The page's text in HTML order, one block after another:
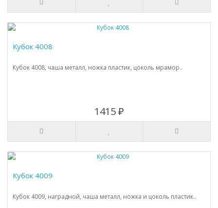
Кубок 4008
Кубок 4008, чаша металл, ножка пластик, цоколь мрамор..
1415 ₽
Кубок 4009
Кубок 4009, наградной, чаша металл, ножка и цоколь пластик..